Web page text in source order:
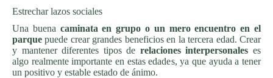
Estrechar lazos sociales
Una buena caminata en grupo o un mero encuentro en el
parque puede crear grandes beneficios en la tercera edad. Crear
y mantener diferentes tipos de relaciones interpersonales es
algo realmente importante en estas edades, ya que ayuda a tener
un positivo y estable estado de ánimo.